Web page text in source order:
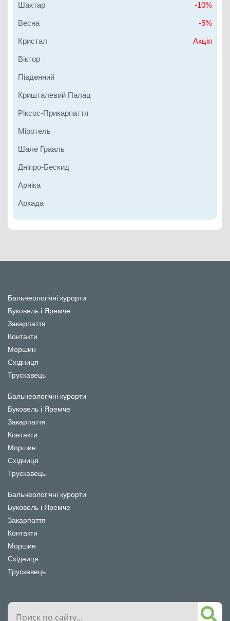
Шахтар -10%
Весна -5%
Кристал Акція
Віктор
Південний
Кришталевий Палац
Ріксос-Прикарпаття
Міротель
Шале Грааль
Дніпро-Бескид
Арніка
Аркада
Бальнеологічні курорти
Буковель і Яремче
Закарпаття
Контакти
Моршин
Східниця
Трускавець
Бальнеологічні курорти
Буковель і Яремче
Закарпаття
Контакти
Моршин
Східниця
Трускавець
Бальнеологічні курорти
Буковель і Яремче
Закарпаття
Контакти
Моршин
Східниця
Трускавець
Поиск